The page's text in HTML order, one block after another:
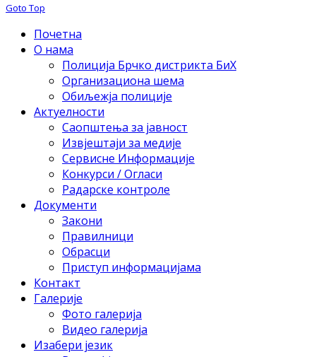
Goto Top
Почетна
О нама
Полиција Брчко дистрикта БиХ
Организациона шема
Обиљежја полиције
Актуелности
Саопштења за јавност
Извјештаји за медије
Сервисне Информације
Конкурси / Огласи
Радарске контроле
Документи
Закони
Правилници
Обрасци
Приступ информацијама
Контакт
Галерије
Фото галерија
Видео галерија
Изабери језик